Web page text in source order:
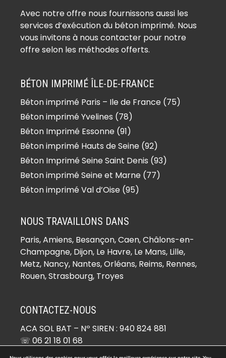
Béton imprimé Baulne (91590)
Béton imprimé Bièvres (91570)
Béton imprimé Blandy (91150)
Béton imprimé Bois-Herpin (91150)
Béton imprimé Boissy-la-Rivière
(91690)
Béton imprimé Boissy-le-Cutté
(91590)
Béton imprimé Boissy-le-Sec
(91870)
Béton imprimé Boissy-sous-Saint-
Yon (91790)
Béton imprimé Boullay-les-Troux
Béton imprimé Bouray-sur-Juine
(91850)
Béton imprimé Boussy-Saint-
Béton imprimé Boutigny-sur-
Essonne (91820)
Béton imprimé Bouville (91880)
Avec notre offre nous fournissons aussi les
services d’exécution du béton imprimé. Nous
vous invitons à nous contacter pour notre
offre selon les méthodes offerts.
BÉTON IMPRIMÉ ÎLE-DE-FRANCE
Béton imprimé Paris – Ile de France (75)
Béton imprimé Yvelines (78)
Béton Imprimé Essonne (91)
Béton imprimé Hauts de Seine (92)
Béton Imprimé Seine Saint Denis (93)
Beton imprimé Seine et Marne (77)
Béton imprimé Val d’Oise (95)
NOUS TRAVAILLONS DANS
Paris,Amiens, Besançon, Caen, Châlons-en-
Champagne, Dijon, Le Havre, Le Mans, Lille,
Metz, Nancy, Nantes, Orléans, Reims, Rennes,
Rouen, Strasbourg, Troyes
CONTACTEZ-NOUS
ACA SOL BAT – Nº SIREN : 940 824 881
☏ 06 21 18 01 68